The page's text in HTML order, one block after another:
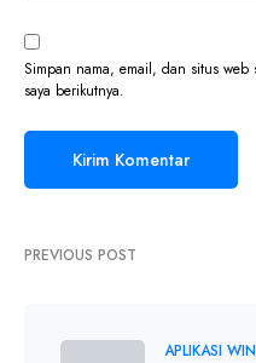
Simpan nama, email, dan situs
saya berikutnya.
PREVIOUS POST
APLIKASI